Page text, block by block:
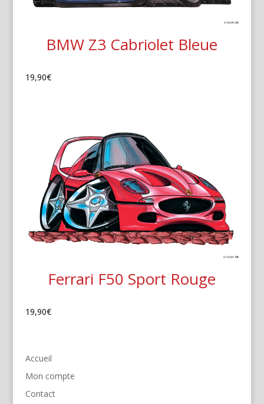
BMW Z3 Cabriolet Bleue
19,90€
Ferrari F50 Sport Rouge
19,90€
Accueil
Mon compte
Contact